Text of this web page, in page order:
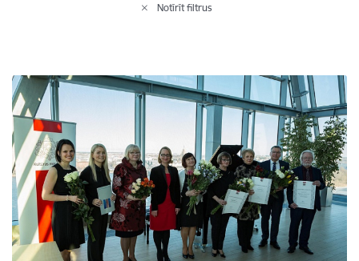
Notīrīt filtrus